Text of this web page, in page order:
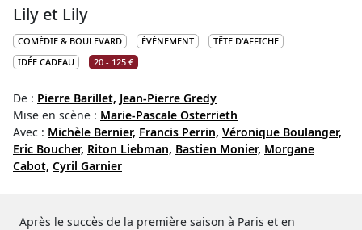
Lily et Lily
COMÉDIE & BOULEVARD ÉVÉNEMENT
TÊTE D'AFFICHE
IDÉE CADEAU
20 - 125 €
De : Pierre Barillet, Jean-Pierre Gredy
Mise en scène : Marie-Pascale Osterrieth
Avec : Michèle Bernier, Francis Perrin, Véronique Boulanger,
Eric Boucher, Riton Liebman, Bastien Monier, Morgane
Cabot, Cyril Garnier
Après le succès de la première saison à Paris et en